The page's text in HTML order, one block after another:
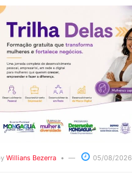
Willians Bezerra 05/08/2026